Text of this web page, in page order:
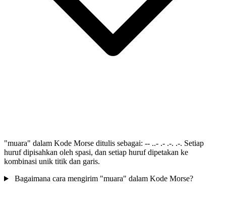
"muara" dalam Kode Morse ditulis sebagai: -- ..- .- .-. .-. Setiap
huruf dipisahkan oleh spasi, dan setiap huruf dipetakan ke
kombinasi unik titik dan garis.
Bagaimana cara mengirim "muara" dalam Kode Morse?